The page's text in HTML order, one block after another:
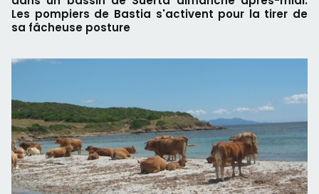
Les pompiers de Bastia s'activent pour la tirer de
sa fâcheuse posture